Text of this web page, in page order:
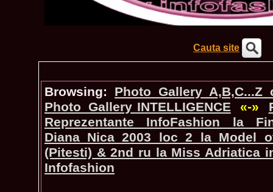
Cauta site
Browsing:
Photo_Gallery
Photo_Gallery INTELLIGENCE
«-»
Reprezentante InfoFashion la
Diana_Nica 2003 loc 2 la Model
(Pitesti) & 2nd ru la Miss Adriatica
Infofashion